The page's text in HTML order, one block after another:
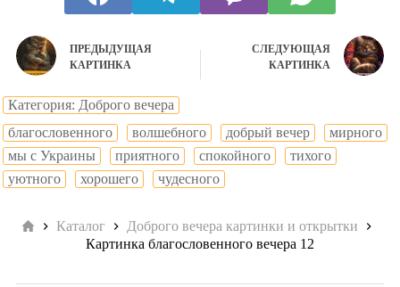
ПРЕДЫДУЩАЯ
КАРТИНКА
СЛЕДУЮЩАЯ
КАРТИНКА
Категория: Доброго вечера
благословенного
волшебного добрый вечер
мирного
мы с Украины
приятного спокойного
тихого
уютного
хорошего чудесного
ГлавнаяКаталог
Доброго вечера картинки и открытки
Картинка благословенного вечера 12